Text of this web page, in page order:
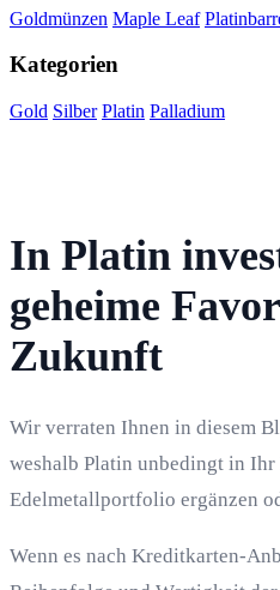
Goldmünzen Maple Leaf
Kategorien
Gold Silber Platin Palladium
In Platin
geheime
Zukunft
Wir verraten Ihnen in diesem
weshalb Platin unbedingt in
Edelmetallportfolio ergänzen
Wenn es nach Kreditkarten-